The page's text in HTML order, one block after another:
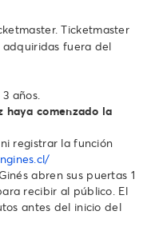
Ticketmaster
fuera del
años.
haya comenzado la
registrar la función
abren sus puertas 1
recibir al público. El
antes del inicio del